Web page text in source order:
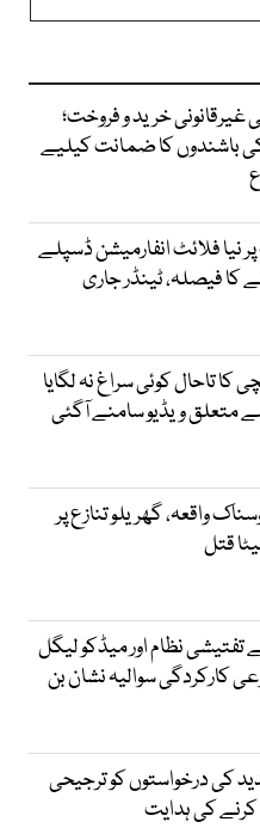
غیرقانونی خرید و فروخت؛
ملکی باشندوں کا ضمانت کیلیے
نیا فلائٹ انفارمیشن ڈسپلے
فیصلہ، ٹینڈر جاری
کا تاحال کوئی سراغ نہ لگایا
متعلق ویڈیو سامنے آگئی
واقعہ، گھریلو تنازع پر
قتل
نظام اور میڈکو لیگل
کارکردگی سوالیہ نشان بن
کی درخواستوں کو ترجیحی
کرنے کی ہدایت